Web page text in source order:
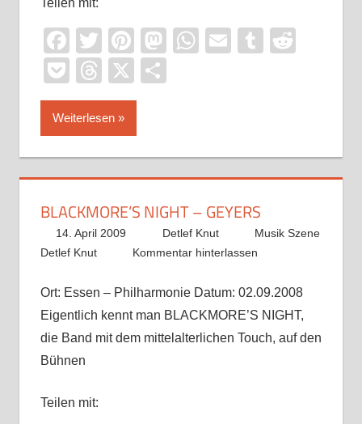
Teilen mit:
Facebook
TwitterPinterest
Mastodon
WhatsApp
EmailTumblr
PocketThreads
X
Weiterlesen
BLACKMORE’S NIGHT – GEYERS
14. April 2009 Detlef Knut
Musik Szene
Detlef Knut
Kommentar hinterlassen
Ort: Essen – Philharmonie Datum: 02.09.2008
Eigentlich kennt man BLACKMORE’S NIGHT,
die Band mit dem mittelalterlichen Touch, auf den
Bühnen
Teilen mit: